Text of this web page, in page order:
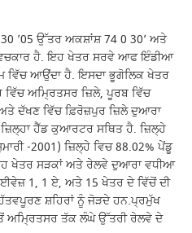
30 ’05 ਉੱਤਰ ਅਕਸ਼ਾਂਸ਼ 74 0 30’ ਅਤੇ
ਹੈ. ਇਹ ਖੇਤਰ ਸਰਵੇ ਆਫ ਇੰਡੀਆ
ਆਉਂਦਾ ਹੈ. ਇਸਦਾ ਭੂਗੋਲਿਕ ਖੇਤਰ
ਅਮ੍ਰਿਤਸਰ ਜ਼ਿਲੇ, ਪੂਰਬ ਵਿੱਚ
ਅਤੇ ਦੱਖਣ ਵਿੱਚ ਫ਼ਿਰੋਜ਼ਪੁਰ ਜ਼ਿਲੇ ਦੁਆਰਾ
ਹੈੱਡ ਕੁਆਰਟਰ ਸਥਿਤ ਹੈ. ਜ਼ਿਲ੍ਹੇ
-2001) ਜ਼ਿਲ੍ਹੇ ਵਿਚ 88.02% ਪੇਂਡੂ
ਖੇਤਰ ਸੜਕਾਂ ਅਤੇ ਰੇਲਵੇ ਦੁਆਰਾ ਵਧੀਆ
1, 1 ਏ, ਅਤੇ 15 ਖੇਤਰ ਦੇ ਵਿੱਚੋਂ ਦੀ
ਸ਼ਹਿਰਾਂ ਨੂੰ ਜੋੜਦੇ ਹਨ.ਪ੍ਰਮੁੱਖ
ਅਮ੍ਰਿਤਸਰ ਤੱਕ ਲੰਘੇ ਉੱਤਰੀ ਰੇਲਵੇ ਦੇ